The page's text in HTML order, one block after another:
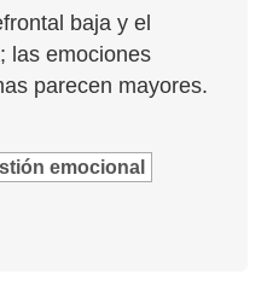
baja y el
las emociones
parecen mayores.
emocional